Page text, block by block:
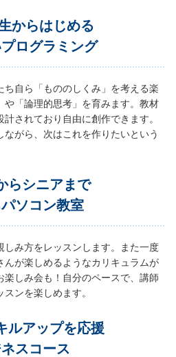
からはじめる
ログラミング
ち自ら「もののしくみ」を考える楽
や「論理的思考」を育みます。教材
されており自由に創作できます。
がら、次はこれを作りたいという
らシニアまで
ソコン教室
しみ方をレッスンします。また一度
んが楽しめるようなカリキュラムが
楽しみ会も！自分のペースで、講師
ンを楽しめます。
ルアップを応援
ネスコース